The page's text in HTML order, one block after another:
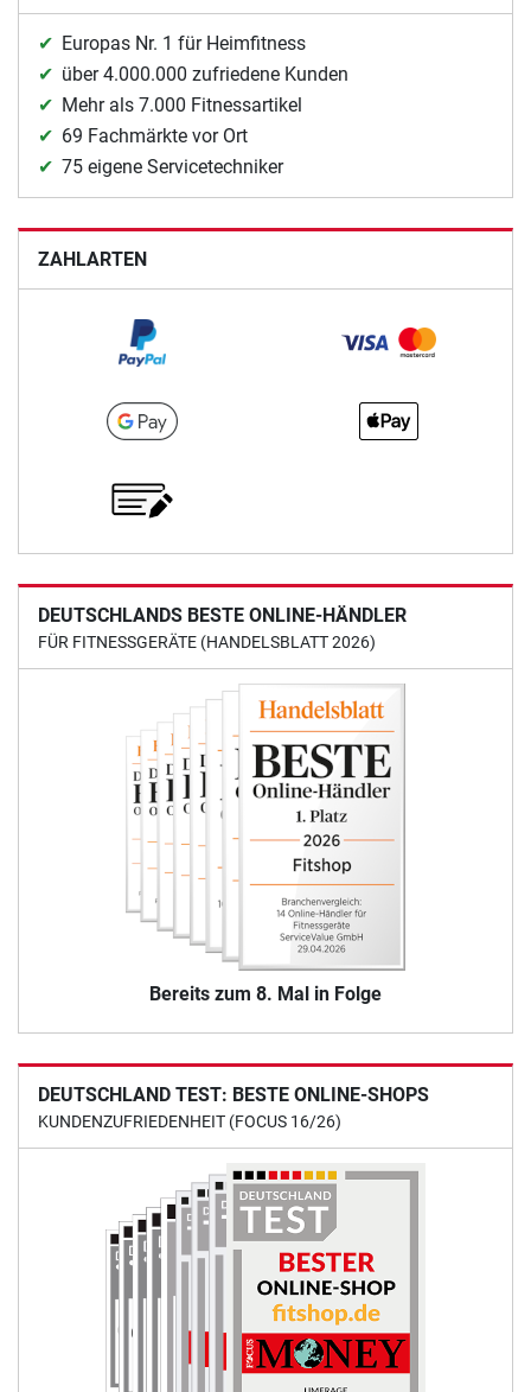
Europas Nr. 1 für Heimfitness
über 4.000.000 zufriedene Kunden
Mehr als 7.000 Fitnessartikel
69 Fachmärkte vor Ort
75 eigene Servicetechniker
ZAHLARTEN
DEUTSCHLANDS BESTE ONLINE-HÄNDLER
FÜR FITNESSGERÄTE (HANDELSBLATT 2026)
Bereits zum 8. Mal in Folge
DEUTSCHLAND TEST: BESTE ONLINE-SHOPS
KUNDENZUFRIEDENHEIT (FOCUS 16/26)